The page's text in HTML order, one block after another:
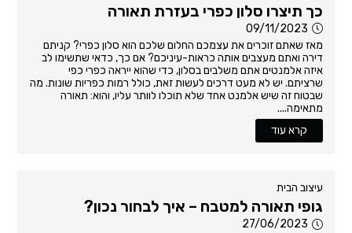
כך תיצרו סלון כפרי בעזרת תאורה
09/11/2023
מאז שאתם זוכרים את עצמכם החלום שלכם הוא סלון כפרי? קניתם
דירה ואתם מעצבים אותה כראות-עיניכם? אם כך, כדאי שתשימו לב
איזה אלמנטים אתם משלבים בסלון, כדי שהוא ייראה כפרי כפי
שרציתם. יש לא מעט דרכים לעשות זאת, כולל רמות כפריות שונות. מה
שבטוח זה שיש אלמנט אחד שלא תוכלו לוותר עליו, והוא: תאורה
מתאימה....
קרא עוד
עיצוב הבית
גופי תאורה למטבח – איך לבחור נכון?
27/06/2023